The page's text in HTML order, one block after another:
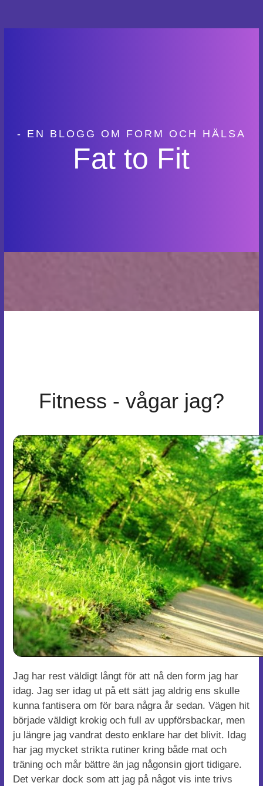
- EN BLOGG OM FORM OCH HÄLSA
Fat to Fit
Fitness - vågar jag?
Jag har rest väldigt långt för att nå den form jag har
idag. Jag ser idag ut på ett sätt jag aldrig ens skulle
kunna fantisera om för bara några år sedan. Vägen hit
började väldigt krokig och full av uppförsbackar, men
ju längre jag vandrat desto enklare har det blivit. Idag
har jag mycket strikta rutiner kring både mat och
träning och mår bättre än jag någonsin gjort tidigare.
Det verkar dock som att jag på något vis inte trivs